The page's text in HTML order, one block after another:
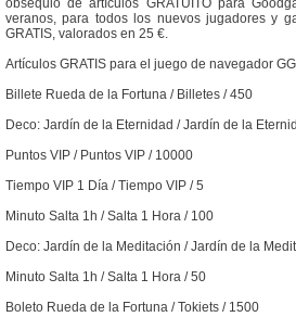
obsequio de artículos GRATUITO para
veranos, para todos los nuevos jugadores y
GRATIS, valorados en 25 €.
Artículos GRATIS para el juego de navegador
Billete Rueda de la Fortuna / Billetes / 450
Deco: Jardín de la Eternidad / Jardín de la
Puntos VIP / Puntos VIP / 10000
Tiempo VIP 1 Día / Tiempo VIP / 5
Minuto Salta 1h / Salta 1 Hora / 100
Deco: Jardín de la Meditación / Jardín de la
Minuto Salta 1h / Salta 1 Hora / 50
Boleto Rueda de la Fortuna / Tokiets / 1500